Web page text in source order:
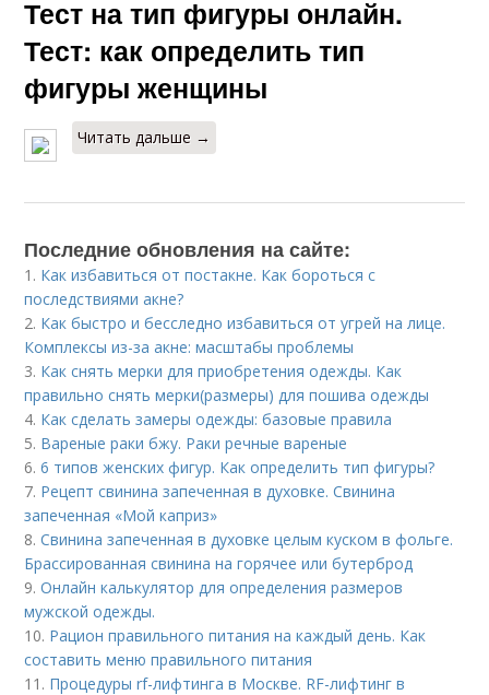
Тест на тип фигуры онлайн.
Тест: как определить тип
фигуры женщины
Читать дальше →
Последние обновления на сайте:
1. Как избавиться от постакне. Как бороться с
последствиями акне?
2. Как быстро и бесследно избавиться от угрей на лице.
Комплексы из-за акне: масштабы проблемы
3. Как снять мерки для приобретения одежды. Как
правильно снять мерки(размеры) для пошива одежды
4. Как сделать замеры одежды: базовые правила
5. Вареные раки бжу. Раки речные вареные
6.6 типов женских фигур. Как определить тип фигуры?
7. Рецепт свинина запеченная в духовке. Свинина
запеченная «Мой каприз»
8.Свинина запеченная в духовке целым куском в фольге.
Брассированная свинина на горячее или бутерброд
9.Онлайн калькулятор для определения размеров
мужской одежды.
10. Рацион правильного питания на каждый день. Как
составить меню правильного питания
11. Процедуры rf-лифтинга в Москве. RF-лифтинг в